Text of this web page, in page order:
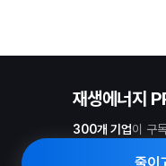
재생에너지
300개 기업이 구